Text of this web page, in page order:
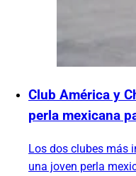
Club América y
perla mexicana
Los dos clubes más
una joven perla